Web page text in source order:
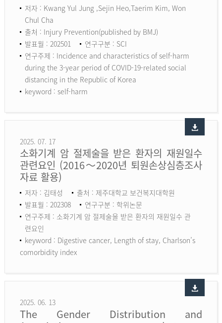
저자 : Kwang Yul Jung ,Sejin Heo,Taerim Kim, Won
Chul Cha
출처 : Injury Prevention(published by BMJ)
발표월 : 202501
연구구분 : SCI
연구주제 : Incidence and characteristics of self-harm
during the 3-year period of COVID-19-related social
distancing in the Republic of Korea
keyword : self-harm
2025. 07. 17
소화기계 암 절제술을 받은 환자의 재원일수
관련요인 (2016～2020년 퇴원손상심층조사
자료 활용)
저자 : 김태성
출처 : 제주대학교 보건복지대학원
발표월 : 202308
연구구분 : 학위논문
연구주제 : 소화기계 암 절제술을 받은 환자의 재원일수 관
련요인
keyword : Digestive cancer, Length of stay, Charlson’s
comorbidity index
2025. 06. 13
The Gender Distribution and